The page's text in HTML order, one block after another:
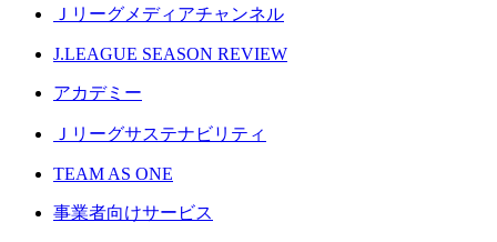
Ｊリーグメディアチャンネル
J.LEAGUE SEASON REVIEW
アカデミー
Ｊリーグサステナビリティ
TEAM AS ONE
事業者向けサービス